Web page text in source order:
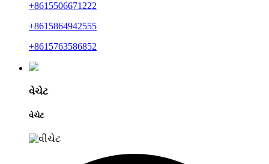
+8615506671222
+8615864942555
+8615763586852
વેચેટ
વેચેટ